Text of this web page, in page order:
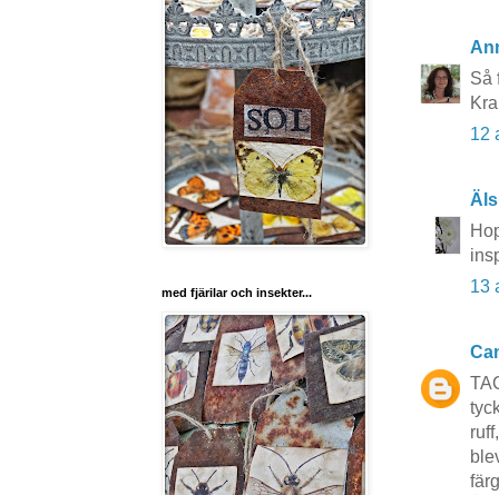
Så
12
13
med fjärilar och insekter...